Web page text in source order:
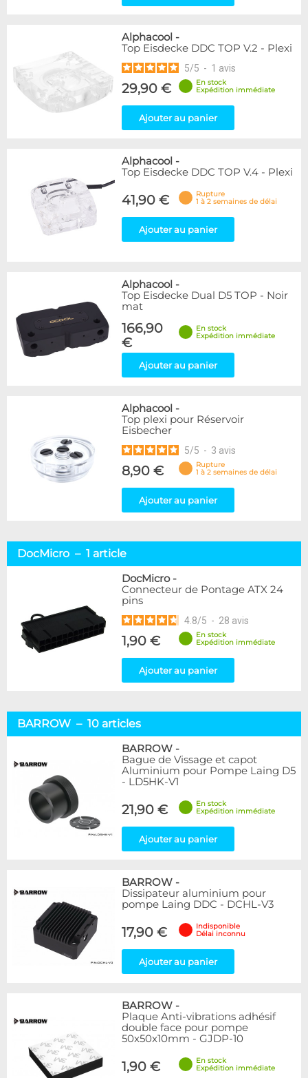
Alphacool -
Top Eisdecke DDC TOP V.2 - Plexi
5/5 - 1 avis
29,90 €
En stock
Expédition immédiate
Ajouter au panier
Alphacool -
Top Eisdecke DDC TOP V.4 - Plexi
41,90 €
Rupture
1 à 2 semaines de délai
Ajouter au panier
Alphacool -
Top Eisdecke Dual D5 TOP - Noir
mat
166,90
€
En stock
Expédition immédiate
Ajouter au panier
Alphacool -
Top plexi pour Réservoir
Eisbecher
5/5 - 3 avis
8,90 €
Rupture
1 à 2 semaines de délai
Ajouter au panier
DocMicro – 1 article
DocMicro-
Connecteur de Pontage ATX 24
pins
4.8/5 - 28 avis
1,90 €
En stock
Expédition immédiate
Ajouter au panier
BARROW – 10 articles
BARROW -
Bague de Vissage et capot
Aluminium pour Pompe Laing D5
- LD5HK-V1
21,90 €
En stock
Expédition immédiate
Ajouter au panier
BARROW -
Dissipateur aluminium pour
pompe Laing DDC - DCHL-V3
17,90 €
Indisponible
Délai inconnu
Ajouter au panier
BARROW -
Plaque Anti-vibrations adhésif
double face pour pompe
50x50x10mm - GJDP-10
1,90 €
En stock
Expédition immédiate